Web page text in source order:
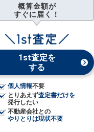
概算金額が
すぐに届く！
1st査定を
する
個人情報不要
とりあえず査定書だけを
発行したい
不動産会社との
やりとりは現状不要